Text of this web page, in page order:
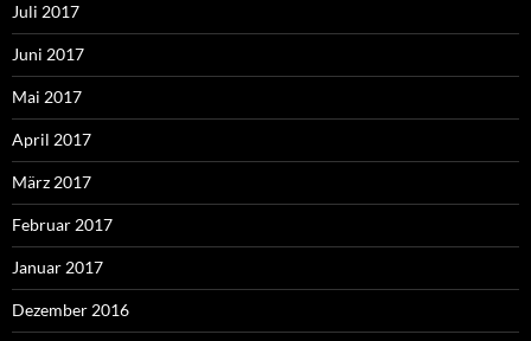
Juli 2017
Juni 2017
Mai 2017
April 2017
März 2017
Februar 2017
Januar 2017
Dezember 2016